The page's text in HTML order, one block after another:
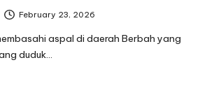
February 23, 2026
aspal di daerah Berbah yang
duduk…